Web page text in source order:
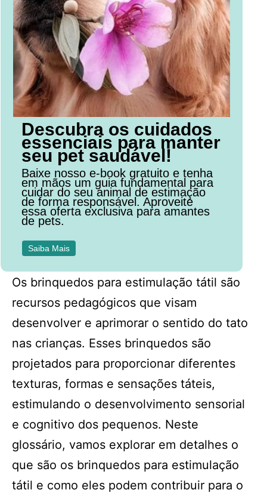
Descubra os cuidados
essenciais para manter
seu pet saudável!
Baixe nosso e-book gratuito e tenha
em mãos um guia fundamental para
cuidar do seu animal de estimação
de forma responsável. Aproveite
essa oferta exclusiva para amantes
de pets.
Saiba Mais
Os brinquedos para estimulação tátil são
recursos pedagógicos que visam
desenvolver e aprimorar o sentido do tato
nas crianças. Esses brinquedos são
projetados para proporcionar diferentes
texturas, formas e sensações táteis,
estimulando o desenvolvimento sensorial
e cognitivo dos pequenos. Neste
glossário, vamos explorar em detalhes o
que são os brinquedos para estimulação
tátil e como eles podem contribuir para o